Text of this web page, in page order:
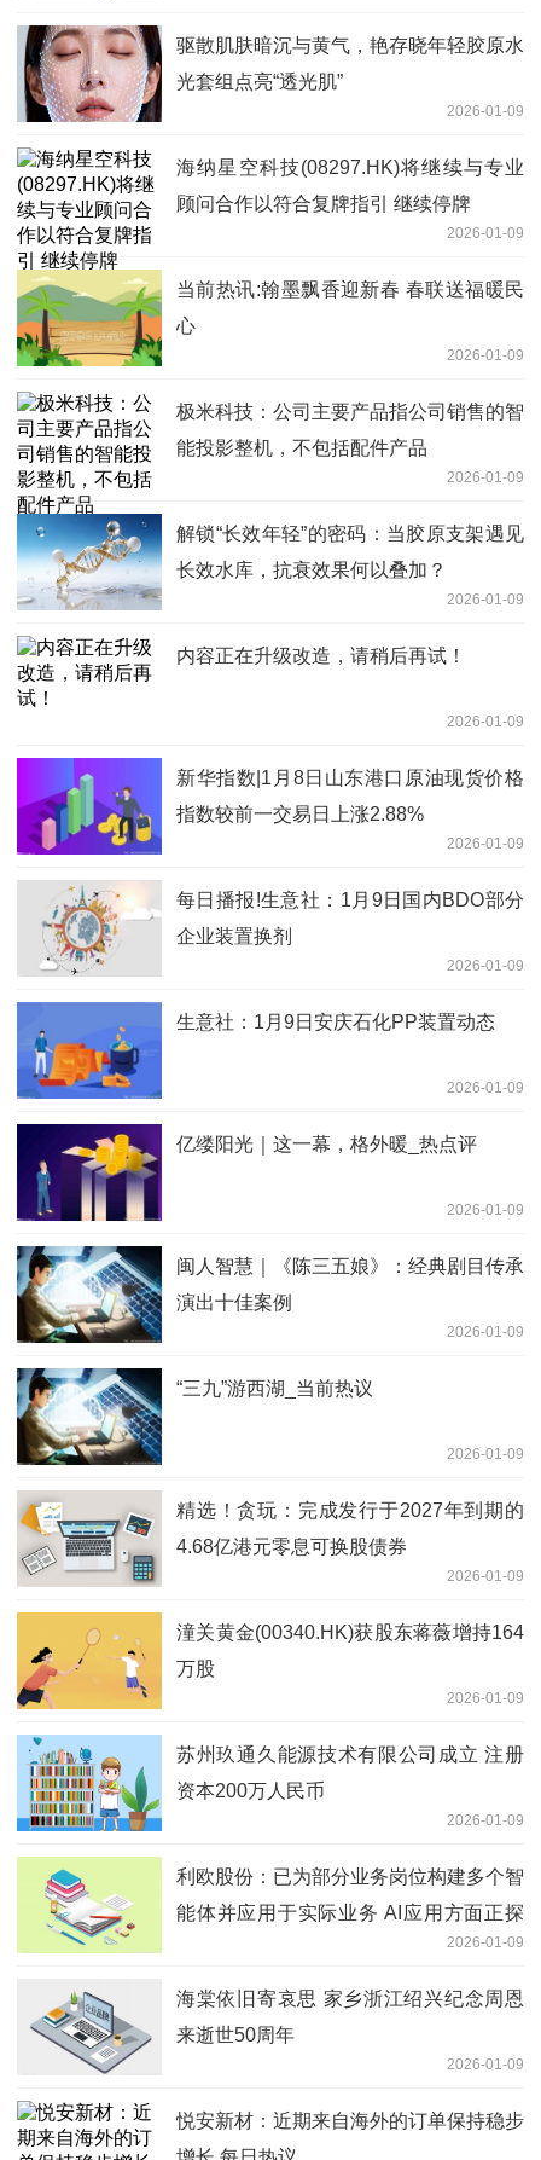
驱散肌肤暗沉与黄气，艳存晓年轻胶原水
光套组点亮“透光肌”
2026-01-09
海纳星空科技(08297.HK)将继续与专业
顾问合作以符合复牌指引 继续停牌
2026-01-09
当前热讯:翰墨飘香迎新春 春联送福暖民
心
2026-01-09
极米科技：公司主要产品指公司销售的智
能投影整机，不包括配件产品
2026-01-09
解锁“长效年轻”的密码：当胶原支架遇见
长效水库，抗衰效果何以叠加？
2026-01-09
内容正在升级改造，请稍后再试！
2026-01-09
新华指数|1月8日山东港口原油现货价格
指数较前一交易日上涨2.88%
2026-01-09
每日播报!生意社：1月9日国内BDO部分
企业装置换剂
2026-01-09
生意社：1月9日安庆石化PP装置动态
2026-01-09
亿缕阳光｜这一幕，格外暖_热点评
2026-01-09
闽人智慧｜《陈三五娘》：经典剧目传承
演出十佳案例
2026-01-09
“三九”游西湖_当前热议
2026-01-09
精选！贪玩：完成发行于2027年到期的
4.68亿港元零息可换股债券
2026-01-09
潼关黄金(00340.HK)获股东蒋薇增持164
万股
2026-01-09
苏州玖通久能源技术有限公司成立 注册
资本200万人民币
2026-01-09
利欧股份：已为部分业务岗位构建多个智
能体并应用于实际业务 AI应用方面正探
索将相关能力延伸至AI漫剧这一新赛道
2026-01-09
海棠依旧寄哀思 家乡浙江绍兴纪念周恩
来逝世50周年
2026-01-09
悦安新材：近期来自海外的订单保持稳步